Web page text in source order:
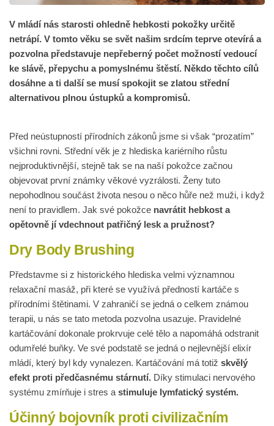
V mládí nás starosti ohledně hebkosti pokožky určitě
netrápí. V tomto věku se svět našim srdcím teprve otevírá a
pozvolna představuje nepřeberný počet možností vedoucí
ke slávě, přepychu a pomyslnému štěstí. Někdo těchto cílů
dosáhne a ti další se musí spokojit se zlatou střední
alternativou plnou ústupků a kompromisů.
Před neústupností přírodních zákonů jsme si však “prozatím”
všichni rovni. Střední věk je z hlediska kariérního růstu
nejproduktivnější, stejně tak se na naší pokožce začnou
objevovat první známky věkové vyzrálosti. Ženy tuto
nepohodlnou součást života nesou o něco hůře než muži, i když
není to pravidlem. Jak své pokožce navrátit hebkost a
opětovně jí vdechnout patřičný lesk a pružnost?
Dry Body Brushing
Představme si z historického hlediska velmi významnou
relaxační masáž, při které se využívá předností kartáče s
přírodními štětinami. V zahraničí se jedná o celkem známou
terapii, u nás se tato metoda pozvolna usazuje. Pravidelné
kartáčování dokonale prokrvuje celé tělo a napomáhá odstranit
odumřelé buňky. Ve své podstatě se jedná o nejlevnější elixír
mládí, který byl kdy vynalezen. Kartáčování má totiž skvělý
efekt proti předčasnému stárnutí. Díky stimulaci nervového
systému zmírňuje i stres a stimuluje lymfatický systém.
Účinný bojovník proti civilizačním